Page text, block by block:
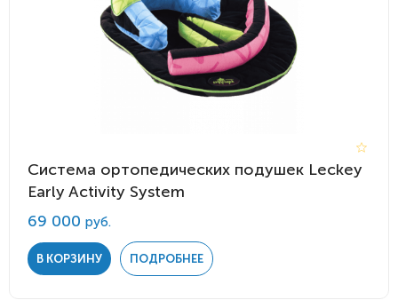
Система ортопедических подушек Leckey
Early Activity System
69 000 руб.
В КОРЗИНУ ПОДРОБНЕЕ